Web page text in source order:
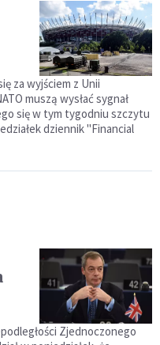
za wyjściem z Unii
muszą wysłać sygnał
się w tym tygodniu szczytu
dziennik "Financial
Zjednoczonego